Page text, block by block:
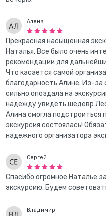
Алена
Прекрасная насыщенная
Наталья. Все было очень
рекомендации для
Что касается самой
благодарность Алине. Из-
сильно опоздала на
надежду увидеть шедевр
Алина смогла подстроиться
экскурсия состоялась!
надежного организатора
Сергей
Спасибо огромное Наталье
экскурсию. Будем
Владимир